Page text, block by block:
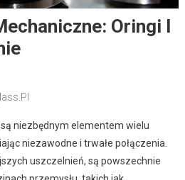
Oringi I
niezbędnym elementem wielu
niezawodne i trwałe połączenia.
uszczelnień, są powszechnie